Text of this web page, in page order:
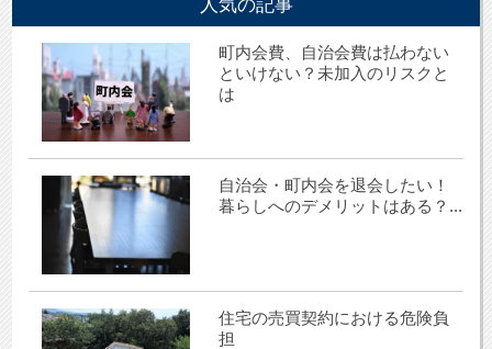
人気の記事
町内会費、自治会費は払わない
といけない？未加入のリスクと
は
自治会・町内会を退会したい！
暮らしへのデメリットはある？...
住宅の売買契約における危険負
担